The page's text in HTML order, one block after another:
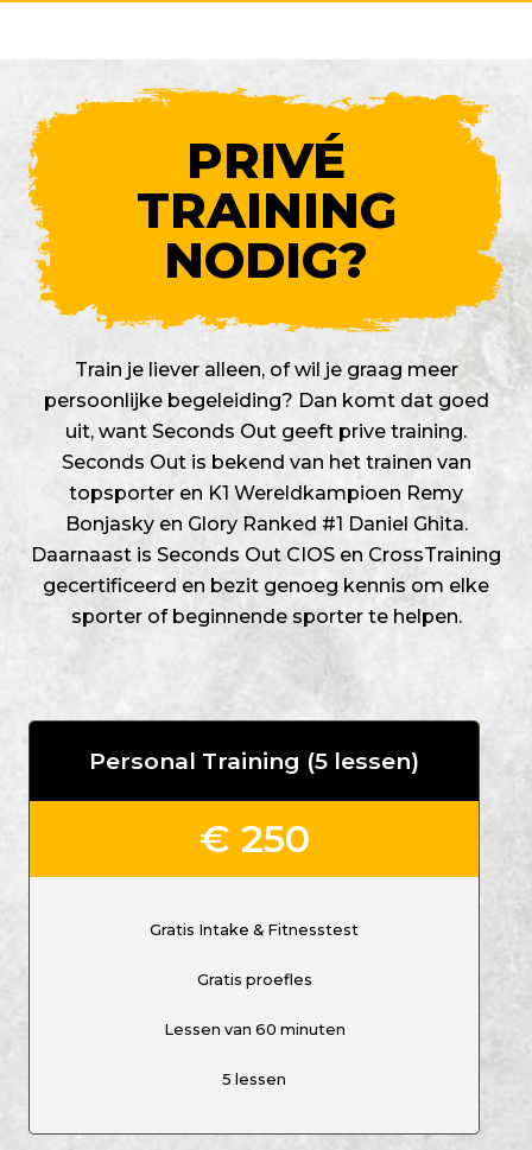
PRIVÉ
TRAINING
NODIG?
Train je liever alleen, of wil je graag meer
persoonlijke begeleiding? Dan komt dat goed
uit, want Seconds Out geeft prive training.
Seconds Out is bekend van het trainen van
topsporter en K1 Wereldkampioen Remy
Bonjasky en Glory Ranked #1 Daniel Ghita.
Daarnaast is Seconds Out CIOS en CrossTraining
gecertificeerd en bezit genoeg kennis om elke
sporter of beginnende sporter te helpen.
Personal Training (5 lessen)
€ 250
Gratis Intake & Fitnesstest
Gratis proefles
Lessen van 60 minuten
5 lessen